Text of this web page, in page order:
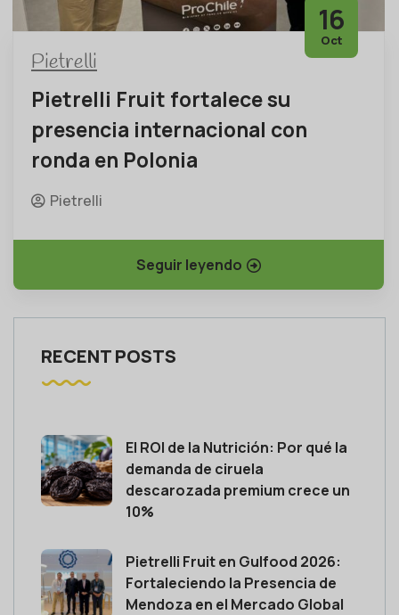
16
Oct
Pietrelli
Pietrelli Fruit fortalece su
presencia internacional con
ronda en Polonia
Pietrelli
Seguir leyendo
RECENT POSTS
El ROI de la Nutrición: Por qué la
demanda de ciruela
descarozada premium crece un
10%
Pietrelli Fruit en Gulfood 2026:
Fortaleciendo la Presencia de
Mendoza en el Mercado Global